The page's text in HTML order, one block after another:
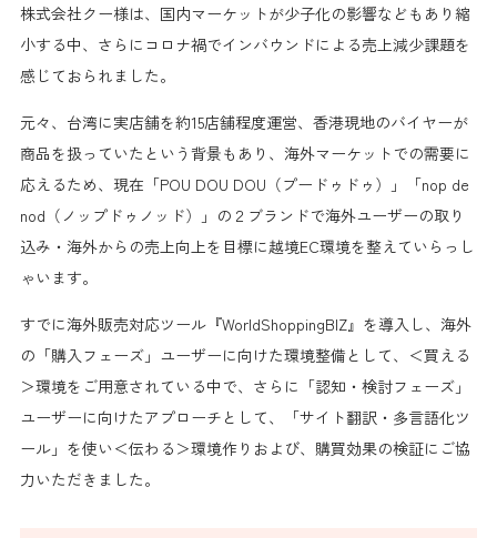
株式会社クー様は、国内マーケットが少子化の影響などもあり縮
小する中、さらにコロナ禍でインバウンドによる売上減少課題を
感じておられました。
元々、台湾に実店舗を約15店舗程度運営、香港現地のバイヤーが
商品を扱っていたという背景もあり、海外マーケットでの需要に
応えるため、現在「POU DOU DOU（プードゥドゥ）」「nop de
nod（ノップドゥノッド）」の２ブランドで海外ユーザーの取り
込み・海外からの売上向上を目標に越境EC環境を整えていらっし
ゃいます。
すでに海外販売対応ツール『WorldShoppingBIZ』を導入し、海外
の「購入フェーズ」ユーザーに向けた環境整備として、＜買える
＞環境をご用意されている中で、さらに「認知・検討フェーズ」
ユーザーに向けたアプローチとして、「サイト翻訳・多言語化ツ
ール」を使い＜伝わる＞環境作りおよび、購買効果の検証にご協
力いただきました。